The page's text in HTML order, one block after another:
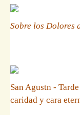
Sobre los Dolores
San Agustn -
caridad y cara